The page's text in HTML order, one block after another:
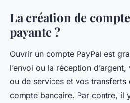
La création de
payante ?
Ouvrir un compte PayPal est
l’envoi ou la réception
ou de services et vos
compte bancaire. Par contre, il